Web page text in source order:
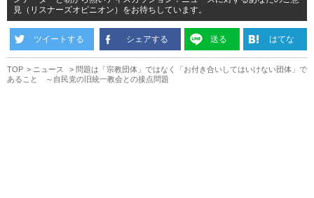
見（リスナーズオピニオン）をお待ちしています。
ツイートする シェアする 送る はてな
TOP ニュース
問題は「宗教団体」ではなく「お付き合いしてはいけない団体」で
あること ～自民党の旧統一教会との接点問題